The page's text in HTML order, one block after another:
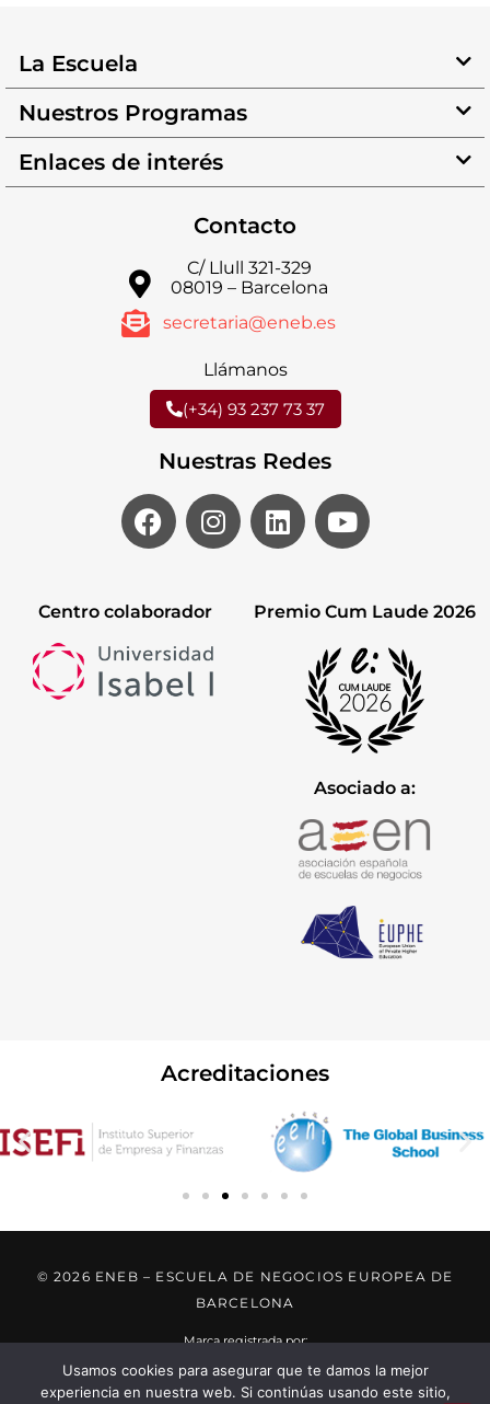
La Escuela
Nuestros Programas
Enlaces de interés
Contacto
C/ Llull 321-329
08019 – Barcelona
secretaria@eneb.es
Llámanos
(+34) 93 237 73 37
Nuestras Redes
Centro colaborador Premio Cum Laude 2026
Asociado a:
Acreditaciones
© 2026 ENEB – ESCUELA DE NEGOCIOS EUROPEA DE
BARCELONA
Marca registrada por:
Usamos cookies para asegurar que te damos la mejor
experiencia en nuestra web. Si continúas usando este sitio,